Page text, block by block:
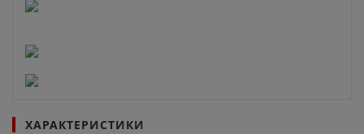
ХАРАКТЕРИСТИКИ